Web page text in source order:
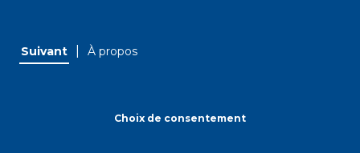
Suivant À propos
Choix de consentement